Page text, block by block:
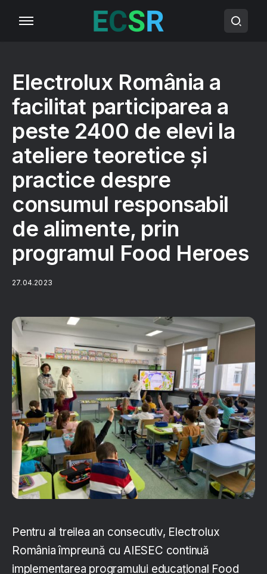
Electrolux România a
facilitat participarea a
peste 2400 de elevi la
ateliere teoretice și
practice despre
consumul responsabil
de alimente, prin
programul Food Heroes
27.04.2023
Pentru al treilea an consecutiv, Electrolux
România împreună cu AIESEC continuă
implementarea programului educațional Food